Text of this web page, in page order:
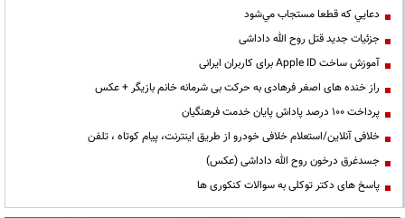
دعايي كه قطعا مستجاب مي‌شود
جزئیات جدید قتل روح الله داداشی
آموزش ساخت Apple ID برای کاربران ایرانی
راز خنده های اصغر فرهادی به حرکت بی شرمانه خانم بازیگر + عکس
پرداخت ۱۰۰ درصد پاداش پایان خدمت فرهنگیان
خلافی آنلاین/استعلام خلافی خودرو از طریق اینترنت، پیام کوتاه ، تلفن
جسدغرق درخون روح الله داداشی (عکس)
پاسخ های دکتر توکلی به سوالات کنکوری ها